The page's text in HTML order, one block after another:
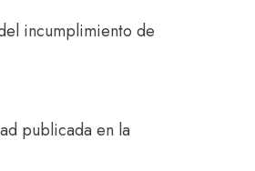
incumplimiento de
publicada en la